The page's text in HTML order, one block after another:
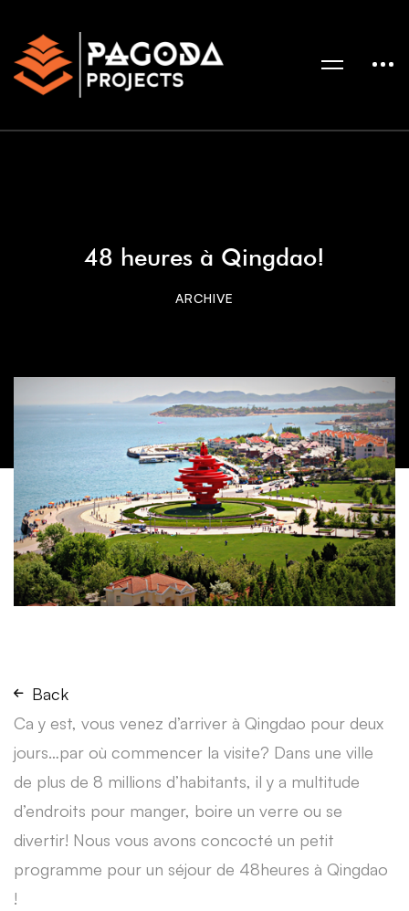
48 heures à Qingdao!
ARCHIVE
Back
Ca y est, vous venez d’arriver à Qingdao pour deux
jours…par où commencer la visite? Dans une ville
de plus de 8 millions d’habitants, il y a multitude
d’endroits pour manger, boire un verre ou se
divertir! Nous vous avons concocté un petit
programme pour un séjour de 48heures à Qingdao
!